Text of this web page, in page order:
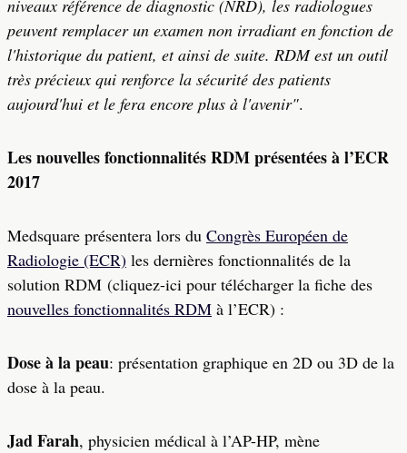
niveaux référence de diagnostic (NRD), les radiologues
peuvent remplacer un examen non irradiant en fonction de
l'historique du patient, et ainsi de suite. RDM est un outil
très précieux qui renforce la sécurité des patients
aujourd'hui et le fera encore plus à l'avenir".
Les nouvelles fonctionnalités RDM présentées à l’ECR
2017
Medsquare présentera lors du Congrès Européen de
Radiologie (ECR) les dernières fonctionnalités de la
solution RDM (cliquez-ici pour télécharger la fiche des
nouvelles fonctionnalités RDM à l’ECR) :
Dose à la peau: présentation graphique en 2D ou 3D de la
dose à la peau.
Jad Farah, physicien médical à l’AP-HP, mène